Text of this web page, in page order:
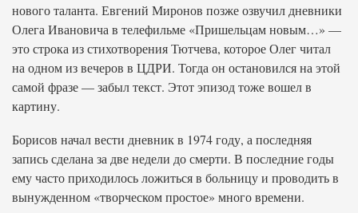
нового таланта. Евгений Миронов позже озвучил дневники
Олега Ивановича в телефильме «Пришельцам новым…» —
это строка из стихотворения Тютчева, которое Олег читал
на одном из вечеров в ЦДРИ. Тогда он остановился на этой
самой фразе — забыл текст. Этот эпизод тоже вошел в
картину.
Борисов начал вести дневник в 1974 году, а последняя
запись сделана за две недели до смерти. В последние годы
ему часто приходилось ложиться в больницу и проводить в
вынужденном «творческом простое» много времени.